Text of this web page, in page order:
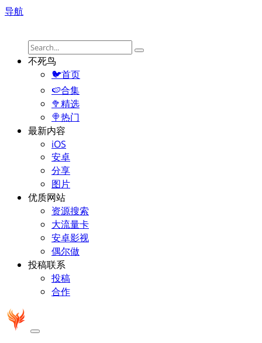
导航
不死鸟
🐦首页
🍉合集
🥦精选
🍭热门
最新内容
iOS
安卓
分享
图片
优质网站
资源搜索
大流量卡
安卓影视
偶尔做
投稿联系
投稿
合作